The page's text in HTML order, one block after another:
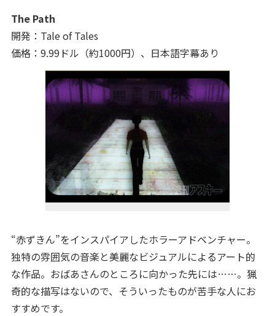
The Path
開発：Tale of Tales
価格：9.99ドル（約1000円）、日本語字幕あり
“赤ずきん”をインスパイアしたホラーアドベンチャー。
独特の雰囲気の音楽と美麗なビジュアルによるアート的
な作品。おばあさんのところに向かった先には……。猟
奇的な描写はないので、そういったものが苦手な人にお
すすめです。